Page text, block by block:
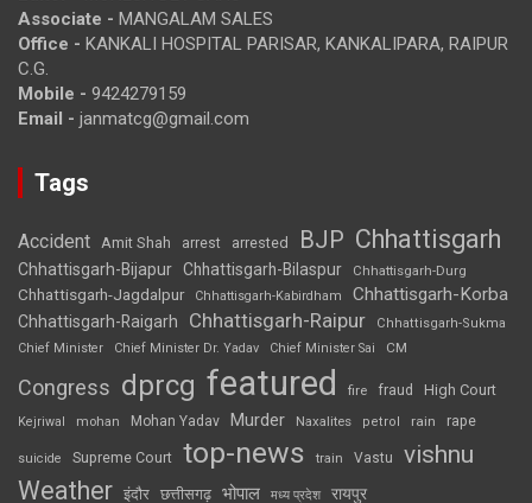
Associate - MANGALAM SALES
Office - KANKALI HOSPITAL PARISAR, KANKALIPARA, RAIPUR
C.G.
Mobile - 9424279159
Email - janmatcg@gmail.com
Tags
Accident Amit Shah arrest arrested BJP Chhattisgarh
Chhattisgarh-Bijapur Chhattisgarh-Bilaspur Chhattisgarh-Durg
Chhattisgarh-Jagdalpur Chhattisgarh-Kabirdham Chhattisgarh-Korba
Chhattisgarh-Raigarh Chhattisgarh-Raipur
Chhattisgarh-Sukma
Chief Minister
Chief Minister Dr. Yadav Chief Minister Sai CM
Congress dprcg featured fire fraud High Court
Kejriwal mohan Mohan Yadav Murder Naxalites petrol rain rape
suicide Supreme Court top-news train Vastu vishnu
Weather इंदौर छत्तीसगढ़ भोपाल मध्य प्रदेश रायपुर